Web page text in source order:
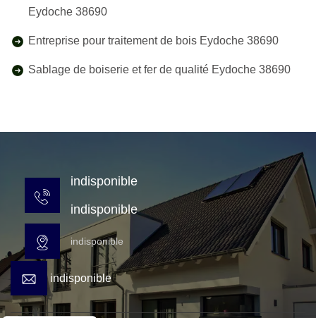
Eydoche 38690
Entreprise pour traitement de bois Eydoche 38690
Sablage de boiserie et fer de qualité Eydoche 38690
indisponible
indisponible
indisponible
indisponible